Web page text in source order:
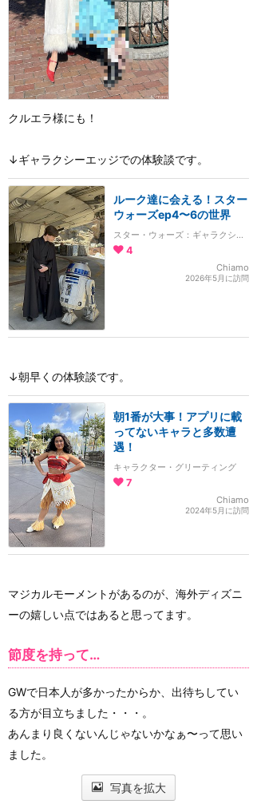
クルエラ様にも！
↓ギャラクシーエッジでの体験談です。
ルーク達に会える！スター
ウォーズep4〜6の世界
スター・ウォーズ：ギャラクシーズ・エッジ
4
Chiamo
2026年5月に訪問
↓朝早くの体験談です。
朝1番が大事！アプリに載
ってないキャラと多数遭
遇！
キャラクター・グリーティング
7
Chiamo
2024年5月に訪問
マジカルモーメントがあるのが、海外ディズニ
ーの嬉しい点ではあると思ってます。
節度を持って…
GWで日本人が多かったからか、出待ちしてい
る方が目立ちました・・・。
あんまり良くないんじゃないかなぁ〜って思い
ました。
写真を拡大